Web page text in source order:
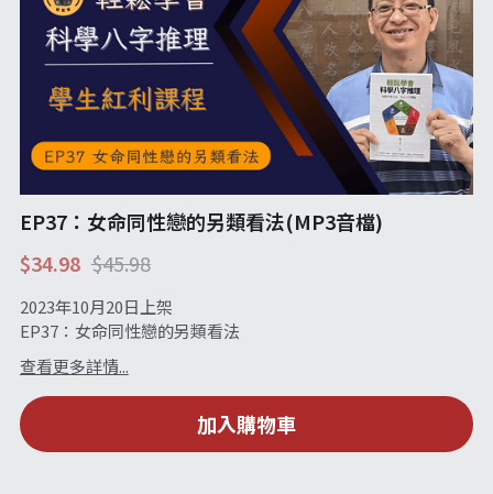
EP37：女命同性戀的另類看法(MP3音檔)
$34.98 $45.98
2023年10月20日上架
EP37：女命同性戀的另類看法
查看更多詳情...
加入購物車